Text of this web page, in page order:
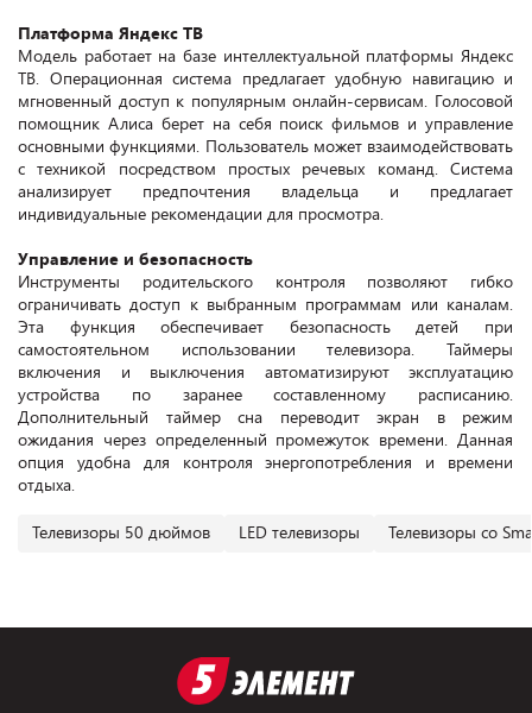
Платформа Яндекс ТВ
Модель работает на базе интеллектуальной платформы Яндекс
ТВ. Операционная система предлагает удобную навигацию и
мгновенный доступ к популярным онлайн-сервисам. Голосовой
помощник Алиса берет на себя поиск фильмов и управление
основными функциями. Пользователь может взаимодействовать
с техникой посредством простых речевых команд. Система
анализирует предпочтения владельца и предлагает
индивидуальные рекомендации для просмотра.
Управление и безопасность
Инструменты родительского контроля позволяют гибко
ограничивать доступ к выбранным программам или каналам.
Эта функция обеспечивает безопасность детей при
самостоятельном использовании телевизора. Таймеры
включения и выключения автоматизируют эксплуатацию
устройства по заранее составленному расписанию.
Дополнительный таймер сна переводит экран в режим
ожидания через определенный промежуток времени. Данная
опция удобна для контроля энергопотребления и времени
отдыха.
Телевизоры 50 дюймов LED телевизоры Телевизоры со